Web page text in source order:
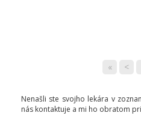
« <
Nenašli ste svojho lekára v
nás kontaktuje a mi ho obratom